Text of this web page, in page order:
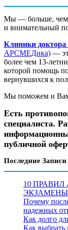
Мы — больше, чем
и внимательный
Клиники
АРСМЕДика) —
более чем 13-
которой помощь
вернувшихся к
Мы поможем и Вам
Есть
специалиста.
публичной
Последние Записи
10
ЭКЗАМЕНЫ
Почему
надежных
Как долго
Как выбрать